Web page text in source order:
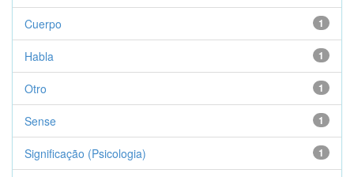
1
Cuerpo
1
Habla
1
Otro
1
Sense
1
Significação (Psicologia)